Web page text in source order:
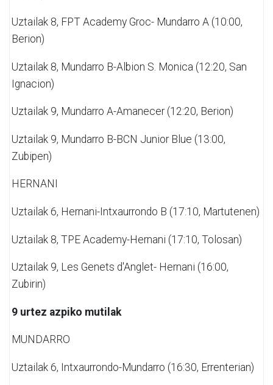
Uztailak 8, FPT Academy Groc- Mundarro A (10:00,
Berion)
Uztailak 8, Mundarro B-Albion S. Monica (12:20, San
Ignacion)
Uztailak 9, Mundarro A-Amanecer (12:20, Berion)
Uztailak 9, Mundarro B-BCN Junior Blue (13:00,
Zubipen)
HERNANI
Uztailak 6, Hernani-Intxaurrondo B (17:10, Martutenen)
Uztailak 8, TPE Academy-Hernani (17:10, Tolosan)
Uztailak 9, Les Genets d'Anglet- Hernani (16:00,
Zubirin)
9 urtez azpiko mutilak
MUNDARRO
Uztailak 6, Intxaurrondo-Mundarro (16:30, Errenterian)